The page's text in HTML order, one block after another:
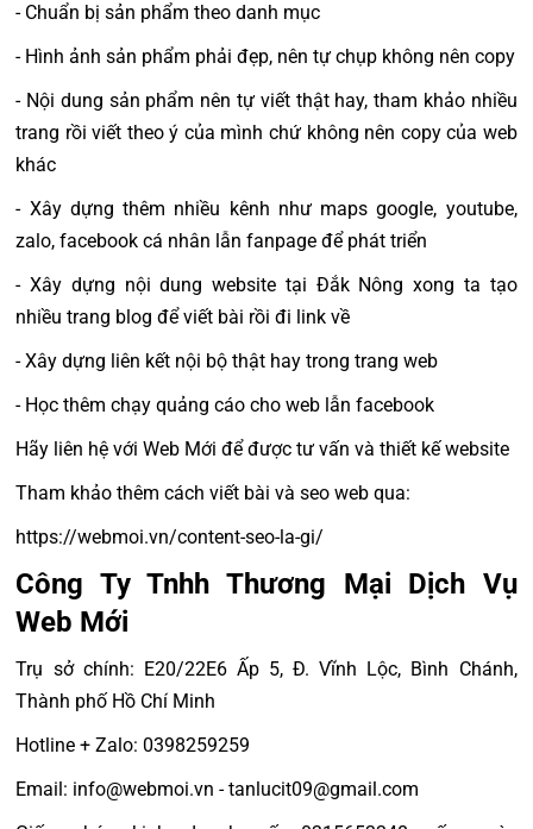
- Chuẩn bị sản phẩm theo danh mục
- Hình ảnh sản phẩm phải đẹp, nên tự chụp không nên copy
- Nội dung sản phẩm nên tự viết thật hay, tham khảo nhiều
trang rồi viết theo ý của mình chứ không nên copy của web
khác
- Xây dựng thêm nhiều kênh như maps google, youtube,
zalo, facebook cá nhân lẫn fanpage để phát triển
- Xây dựng nội dung website tại Đắk Nông xong ta tạo
nhiều trang blog để viết bài rồi đi link về
- Xây dựng liên kết nội bộ thật hay trong trang web
- Học thêm chạy quảng cáo cho web lẫn facebook
Hãy liên hệ với Web Mới để được tư vấn và thiết kế website
Tham khảo thêm cách viết bài và seo web qua:
https://webmoi.vn/content-seo-la-gi/
Công Ty Tnhh Thương Mại Dịch Vụ
Web Mới
Trụ sở chính: E20/22E6 Ấp 5, Đ. Vĩnh Lộc, Bình Chánh,
Thành phố Hồ Chí Minh
Hotline + Zalo: 0398259259
Email: info@webmoi.vn - tanlucit09@gmail.com